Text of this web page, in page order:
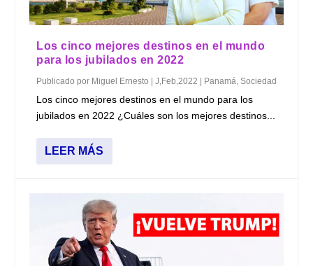
Los cinco mejores destinos en el mundo
para los jubilados en 2022
Publicado por Miguel Ernesto |J,Feb,2022 | Panamá,Sociedad
Los cinco mejores destinos en el mundo para los
jubilados en 2022 ¿Cuáles son los mejores destinos...
LEER MÁS